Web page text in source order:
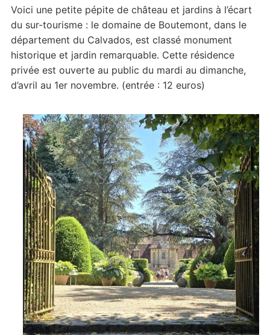
Voici une petite pépite de château et jardins à l’écart
du sur-tourisme : le domaine de Boutemont, dans le
département du Calvados, est classé monument
historique et jardin remarquable. Cette résidence
privée est ouverte au public du mardi au dimanche,
d’avril au 1er novembre. (entrée : 12 euros)